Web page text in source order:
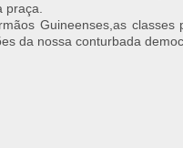
Guineenses,as classes
da nossa conturbada